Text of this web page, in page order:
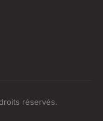
réservés.